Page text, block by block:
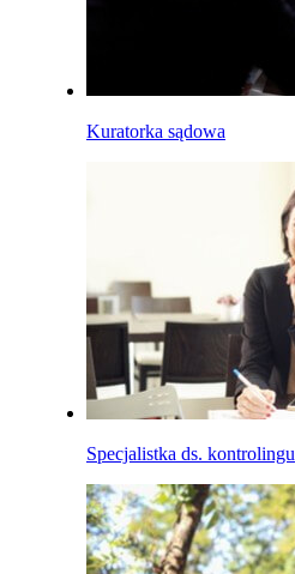
Kuratorka sądowa
Specjalistka ds. kontrolingu